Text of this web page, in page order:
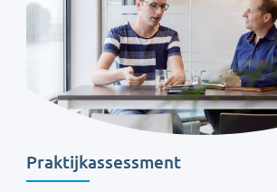
Praktijkassessment